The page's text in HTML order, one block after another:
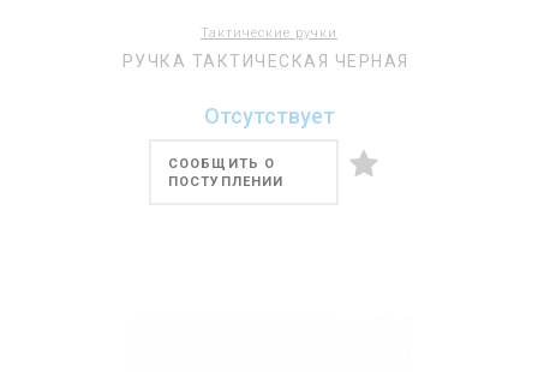
Тактические ручки
РУЧКА ТАКТИЧЕСКАЯ ЧЕРНАЯ
Отсутствует
СООБЩИТЬ О
ПОСТУПЛЕНИИ